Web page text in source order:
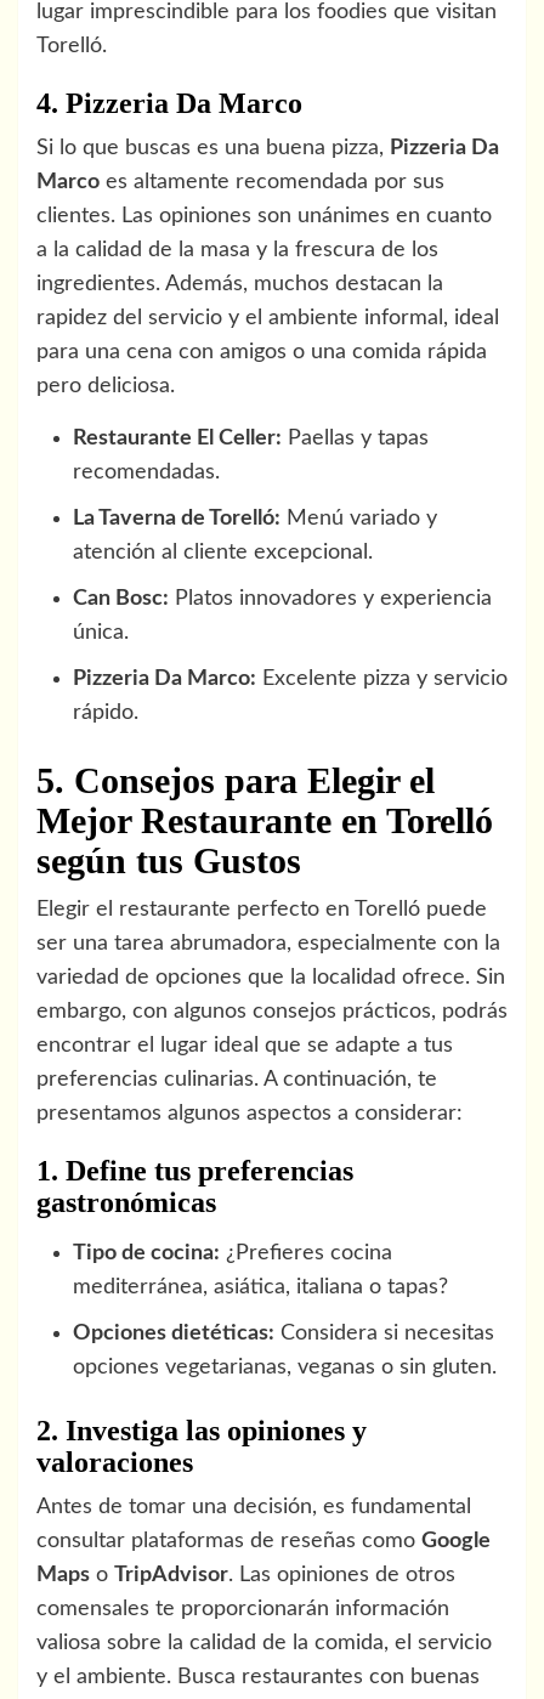
lugar imprescindible para los foodies que visitan
Torelló.
4. Pizzeria Da Marco
Si lo que buscas es una buena pizza, Pizzeria Da
Marco es altamente recomendada por sus
clientes. Las opiniones son unánimes en cuanto
a la calidad de la masa y la frescura de los
ingredientes. Además, muchos destacan la
rapidez del servicio y el ambiente informal, ideal
para una cena con amigos o una comida rápida
pero deliciosa.
Restaurante El Celler: Paellas y tapas
recomendadas.
La Taverna de Torelló: Menú variado y
atención al cliente excepcional.
Can Bosc: Platos innovadores y experiencia
única.
Pizzeria Da Marco: Excelente pizza y servicio
rápido.
5. Consejos para Elegir el
Mejor Restaurante en Torelló
según tus Gustos
Elegir el restaurante perfecto en Torelló puede
ser una tarea abrumadora, especialmente con la
variedad de opciones que la localidad ofrece. Sin
embargo, con algunos consejos prácticos, podrás
encontrar el lugar ideal que se adapte a tus
preferencias culinarias. A continuación, te
presentamos algunos aspectos a considerar:
1. Define tus preferencias
gastronómicas
Tipo de cocina: ¿Prefieres cocina
mediterránea, asiática, italiana o tapas?
Opciones dietéticas: Considera si necesitas
opciones vegetarianas, veganas o sin gluten.
2. Investiga las opiniones y
valoraciones
Antes de tomar una decisión, es fundamental
consultar plataformas de reseñas como Google
Maps o TripAdvisor. Las opiniones de otros
comensales te proporcionarán información
valiosa sobre la calidad de la comida, el servicio
y el ambiente. Busca restaurantes con buenas